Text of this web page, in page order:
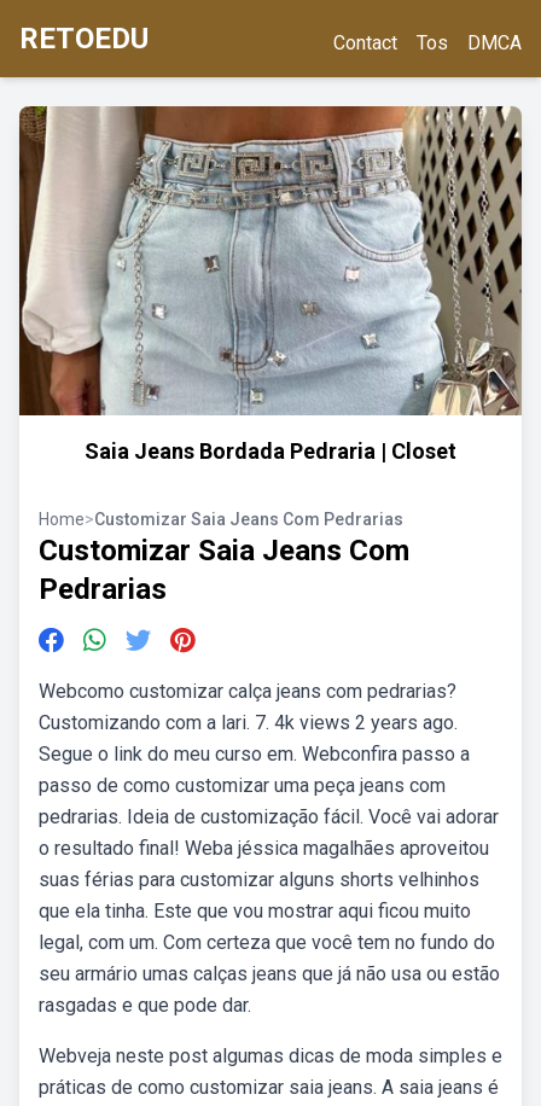
RETOEDU Contact Tos DMCA
Saia Jeans Bordada Pedraria | Closet
Home>Customizar Saia Jeans Com Pedrarias
Customizar Saia Jeans Com
Pedrarias
Webcomo customizar calça jeans com pedrarias?
Customizando com a lari. 7. 4k views 2 years ago.
Segue o link do meu curso em. Webconfira passo a
passo de como customizar uma peça jeans com
pedrarias. Ideia de customização fácil. Você vai adorar
o resultado final! Weba jéssica magalhães aproveitou
suas férias para customizar alguns shorts velhinhos
que ela tinha. Este que vou mostrar aqui ficou muito
legal, com um. Com certeza que você tem no fundo do
seu armário umas calças jeans que já não usa ou estão
rasgadas e que pode dar.
Webveja neste post algumas dicas de moda simples e
práticas de como customizar saia jeans. A saia jeans é